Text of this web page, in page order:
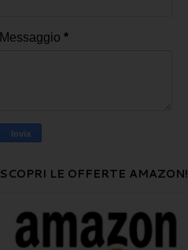
Messaggio *
SCOPRI LE OFFERTE AMAZON!